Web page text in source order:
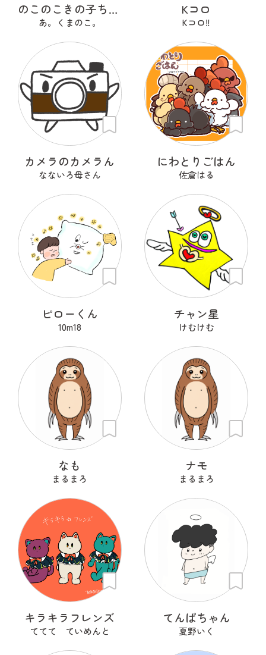
のこのこきの子ちゃん
あ。くまのこ。
Kコロ
Kコロ‼︎
カメラのカメラん
なないろ母さん
にわとりごはん
佐倉はる
ピローくん
10m18
チャン星
けむけむ
なも
まるまろ
ナモ
まるまろ
キラキラフレンズ
ててて ていめんと
てんぱちゃん
夏野いく